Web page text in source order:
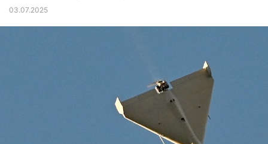
03.07.2025